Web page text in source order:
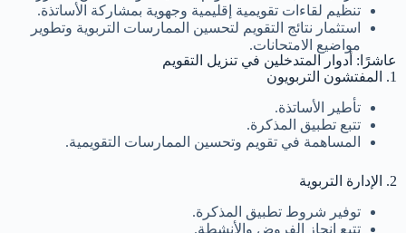
تنظيم لقاءات تقويمية إقليمية وجهوية بمشاركة الأساتذة.
استثمار نتائج التقويم لتحسين الممارسات التربوية وتطوير
مواضيع الامتحانات.
عاشرًا: أدوار المتدخلين في تنزيل التقويم
1. المفتشون التربويون
تأطير الأساتذة.
تتبع تطبيق المذكرة.
المساهمة في تقويم وتحسين الممارسات التقويمية.
2. الإدارة التربوية
توفير شروط تطبيق المذكرة.
تتبع إنجاز الفروض والأنشطة.